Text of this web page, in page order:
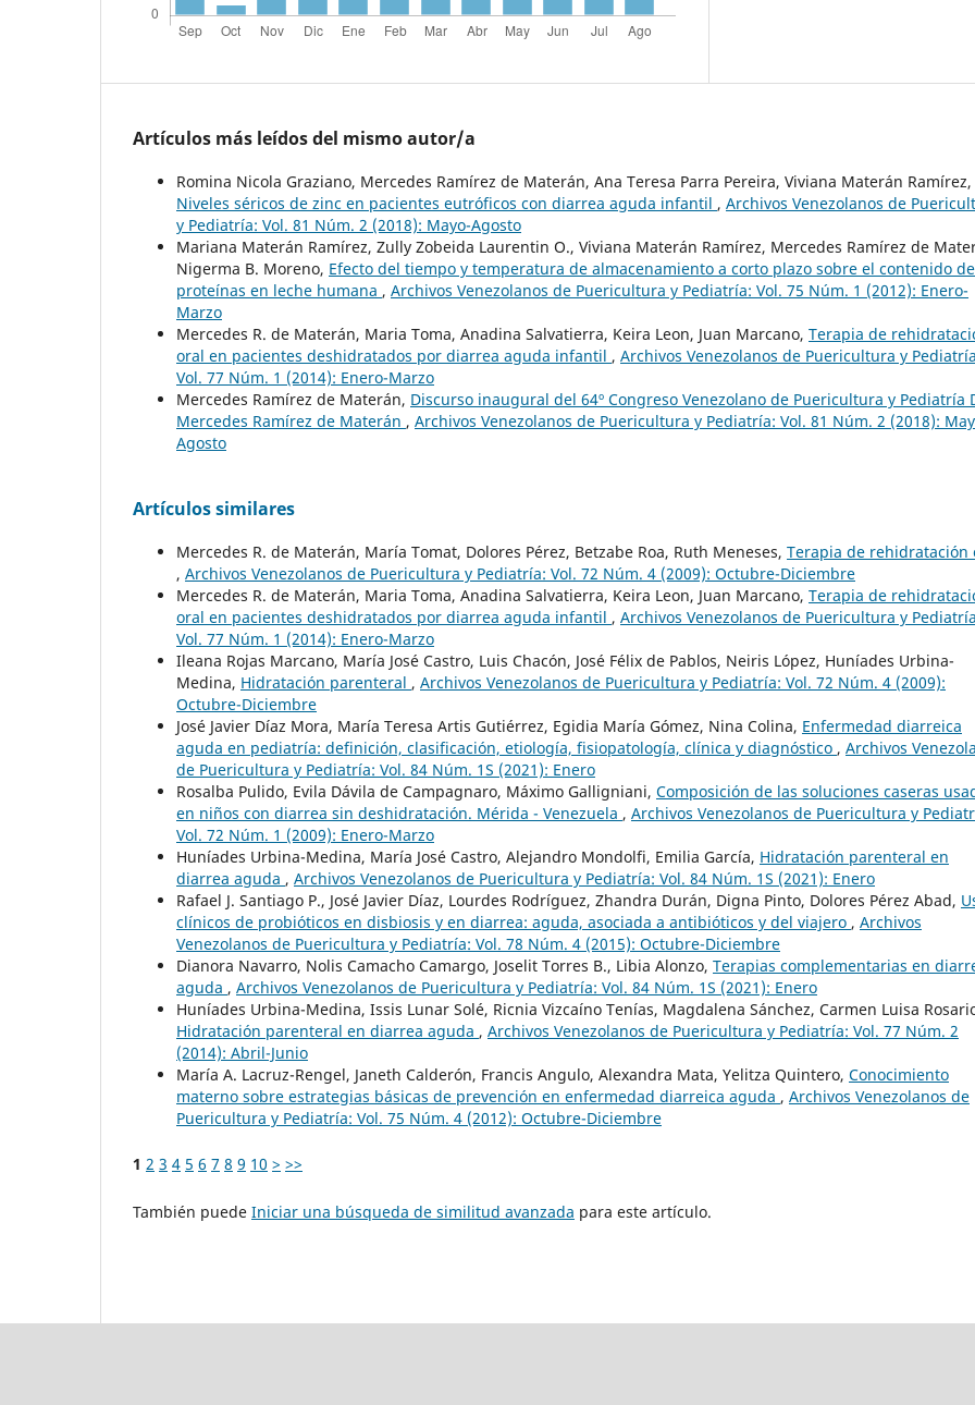
Artículos más leídos del mismo autor/a
Romina Nicola Graziano, Mercedes Ramírez de Materán, Ana Teresa Parra Pereira, Viviana Materán Ramírez,
Niveles séricos de zinc en pacientes eutróficos con diarrea aguda infantil , Archivos Venezolanos de
y Pediatría: Vol. 81 Núm. 2 (2018): Mayo-Agosto
Mariana Materán Ramírez, Zully Zobeida Laurentin O., Viviana Materán Ramírez, Mercedes Ramírez de
Nigerma B. Moreno, Efecto del tiempo y temperatura de almacenamiento a corto plazo sobre el contenido
proteínas en leche humana , Archivos Venezolanos de Puericultura y Pediatría: Vol. 75 Núm. 1 (2012): Enero-
Marzo
Mercedes R. de Materán, Maria Toma, Anadina Salvatierra, Keira Leon, Juan Marcano, Terapia de
oral en pacientes deshidratados por diarrea aguda infantil , Archivos Venezolanos de Puericultura y
Vol. 77 Núm. 1 (2014): Enero-Marzo
Mercedes Ramírez de Materán, Discurso inaugural del 64º Congreso Venezolano de Puericultura y Pediatría
Mercedes Ramírez de Materán , Archivos Venezolanos de Puericultura y Pediatría: Vol. 81 Núm. 2 (2018):
Agosto
Artículos similares
Mercedes R. de Materán, María Tomat, Dolores Pérez, Betzabe Roa, Ruth Meneses, Terapia de rehidratación
, Archivos Venezolanos de Puericultura y Pediatría: Vol. 72 Núm. 4 (2009): Octubre-Diciembre
Mercedes R. de Materán, Maria Toma, Anadina Salvatierra, Keira Leon, Juan Marcano, Terapia de
oral en pacientes deshidratados por diarrea aguda infantil , Archivos Venezolanos de Puericultura y
Vol. 77 Núm. 1 (2014): Enero-Marzo
Ileana Rojas Marcano, María José Castro, Luis Chacón, José Félix de Pablos, Neiris López, Huníades Urbina-
Medina, Hidratación parenteral , Archivos Venezolanos de Puericultura y Pediatría: Vol. 72 Núm. 4 (2009):
Octubre-Diciembre
José Javier Díaz Mora, María Teresa Artis Gutiérrez, Egidia María Gómez, Nina Colina, Enfermedad diarreica
aguda en pediatría: definición, clasificación, etiología, fisiopatología, clínica y diagnóstico , Archivos
de Puericultura y Pediatría: Vol. 84 Núm. 1S (2021): Enero
Rosalba Pulido, Evila Dávila de Campagnaro, Máximo Galligniani, Composición de las soluciones caseras
en niños con diarrea sin deshidratación. Mérida - Venezuela , Archivos Venezolanos de Puericultura y
Vol. 72 Núm. 1 (2009): Enero-Marzo
Huníades Urbina-Medina, María José Castro, Alejandro Mondolfi, Emilia García, Hidratación parenteral en
diarrea aguda , Archivos Venezolanos de Puericultura y Pediatría: Vol. 84 Núm. 1S (2021): Enero
Rafael J. Santiago P., José Javier Díaz, Lourdes Rodríguez, Zhandra Durán, Digna Pinto, Dolores Pérez Abad,
clínicos de probióticos en disbiosis y en diarrea: aguda, asociada a antibióticos y del viajero , Archivos
Venezolanos de Puericultura y Pediatría: Vol. 78 Núm. 4 (2015): Octubre-Diciembre
Dianora Navarro, Nolis Camacho Camargo, Joselit Torres B., Libia Alonzo, Terapias complementarias en
aguda , Archivos Venezolanos de Puericultura y Pediatría: Vol. 84 Núm. 1S (2021): Enero
Huníades Urbina-Medina, Issis Lunar Solé, Ricnia Vizcaíno Tenías, Magdalena Sánchez, Carmen Luisa
Hidratación parenteral en diarrea aguda , Archivos Venezolanos de Puericultura y Pediatría: Vol. 77 Núm. 2
(2014): Abril-Junio
María A. Lacruz-Rengel, Janeth Calderón, Francis Angulo, Alexandra Mata, Yelitza Quintero, Conocimiento
materno sobre estrategias básicas de prevención en enfermedad diarreica aguda , Archivos Venezolanos de
Puericultura y Pediatría: Vol. 75 Núm. 4 (2012): Octubre-Diciembre
1 2 3 4 5 6 7 8 9 10 > >>
También puede Iniciar una búsqueda de similitud avanzada para este artículo.